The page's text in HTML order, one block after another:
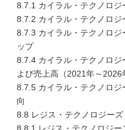
8.7.1 カイラル・テクノロジ
8.7.2 カイラル・テクノロジ
8.7.3 カイラル・テクノロ
ップ
8.7.4 カイラル・テクノロ
よび売上高（2021年～2026
8.7.5 カイラル・テクノロ
向
8.8 レジス・テクノロジーズ